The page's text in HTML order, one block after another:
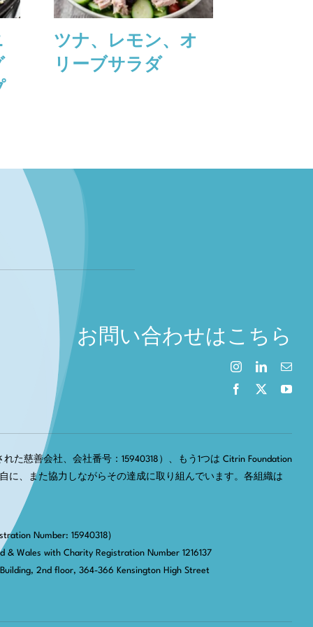
ツナ、レモン、オ
リーブサラダ
お問い合わせはこちら
た慈善会社、会社番号：15940318）、もう1つは Citrin Foundation
に、また協力しながらその達成に取り組んでいます。各組織は
Number: 15940318)
& Wales with Charity Registration Number 1216137
2nd floor, 364-366 Kensington High Street